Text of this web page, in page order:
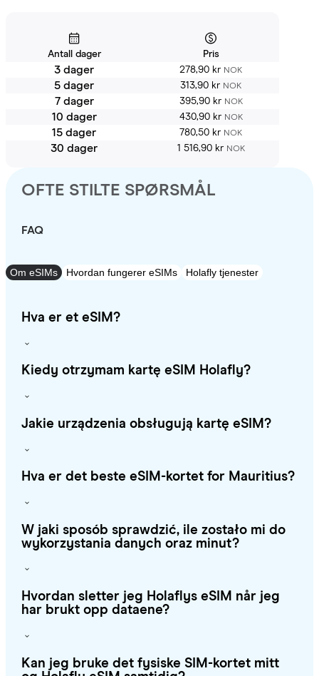
Antall dager Pris
3 dager 278,90 kr NOK
5 dager 313,90 kr NOK
7 dager 395,90 kr NOK
10 dager 430,90 kr NOK
15 dager 780,50 kr NOK
30 dager 1 516,90 kr NOK
OFTE STILTE SPØRSMÅL
FAQ
Om eSIMs Hvordan fungerer eSIMs Holafly tjenester
Hva er et eSIM?
Kiedy otrzymam kartę eSIM Holafly?
Jakie urządzenia obsługują kartę eSIM?
Hva er det beste eSIM-kortet for Mauritius?
W jaki sposób sprawdzić, ile zostało mi do
wykorzystania danych oraz minut?
Hvordan sletter jeg Holaflys eSIM når jeg
har brukt opp dataene?
Kan jeg bruke det fysiske SIM-kortet mitt